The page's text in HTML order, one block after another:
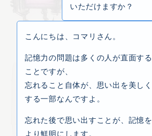
いただけますか？
こんにちは、コマリさん。
記憶力の問題は多くの人が直面する
ことですが、
忘れること自体が、思い出を美しく
する一部なんですよ。
忘れた後で思い出すことが、記憶を
より鮮明にします。